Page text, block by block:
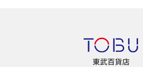
東武百貨店